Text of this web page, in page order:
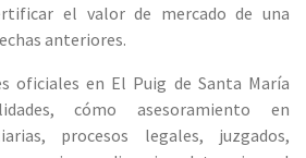
el valor de mercado de una
anteriores.
oficiales en El Puig de Santa María
cómo asesoramiento en
procesos legales, juzgados,